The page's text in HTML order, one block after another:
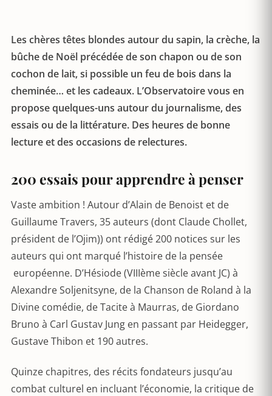
Les chères têtes blondes autour du sapin, la crèche, la
bûche de Noël précédée de son chapon ou de son
cochon de lait, si possible un feu de bois dans la
cheminée… et les cadeaux. L’Observatoire vous en
propose quelques-uns autour du journalisme, des
essais ou de la littérature. Des heures de bonne
lecture et des occasions de relectures.
200 essais pour apprendre à penser
Vaste ambition ! Autour d’Alain de Benoist et de
Guillaume Travers, 35 auteurs (dont Claude Chollet,
président de l’Ojim)) ont rédigé 200 notices sur les
auteurs qui ont marqué l’histoire de la pensée
européenne. D’Hésiode (VIIIème siècle avant JC) à
Alexandre Soljenitsyne, de la Chanson de Roland à la
Divine comédie, de Tacite à Maurras, de Giordano
Bruno à Carl Gustav Jung en passant par Heidegger,
Gustave Thibon et 190 autres.
Quinze chapitres, des récits fondateurs jusqu’au
combat culturel en incluant l’économie, la critique de